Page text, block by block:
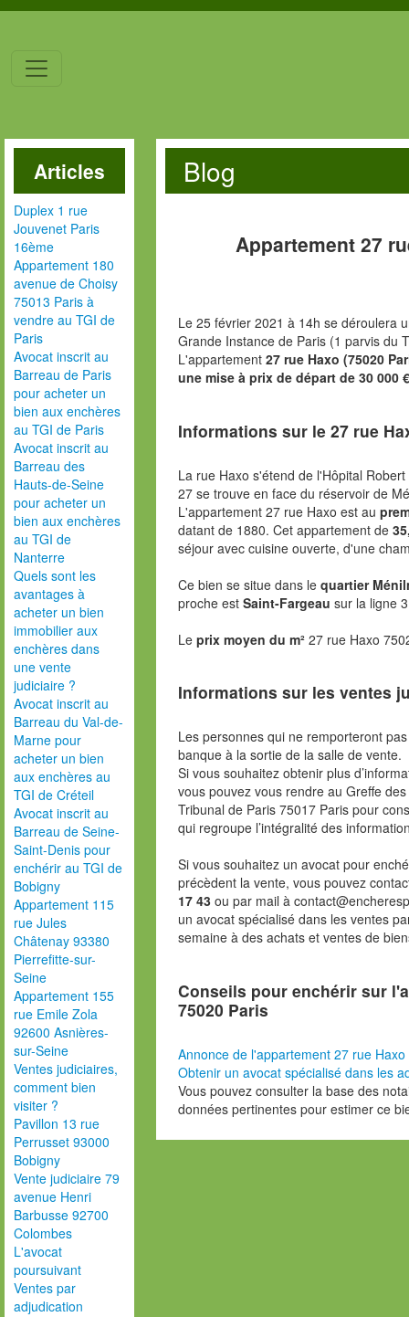
Articles
Duplex 1 rue
Jouvenet Paris
16ème
Appartement 180
avenue de Choisy
75013 Paris à
vendre au TGI de
Paris
Avocat inscrit au
Barreau de Paris
pour acheter un
bien aux enchères
au TGI de Paris
Avocat inscrit au
Barreau des
Hauts-de-Seine
pour acheter un
bien aux enchères
au TGI de
Nanterre
Quels sont les
avantages à
acheter un bien
immobilier aux
enchères dans
une vente
judiciaire ?
Avocat inscrit au
Barreau du Val-de-
Marne pour
acheter un bien
aux enchères au
TGI de Créteil
Avocat inscrit au
Barreau de Seine-
Saint-Denis pour
enchérir au TGI de
Bobigny
Appartement 115
rue Jules
Châtenay 93380
Pierrefitte-sur-
Seine
Appartement 155
rue Emile Zola
92600 Asnières-
sur-Seine
Ventes judiciaires,
comment bien
visiter ?
Pavillon 13 rue
Perrusset 93000
Bobigny
Vente judiciaire 79
avenue Henri
Barbusse 92700
Colombes
L'avocat
poursuivant
Ventes par
adjudication
Blog
Appartement 27
Le 25 février 2021 à 14h se déroulera
Grande Instance de Paris (1 parvis du
L'appartement 27 rue Haxo (75020
une mise à prix de départ de 30 000 €
Informations sur le 27 rue
La rue Haxo s'étend de l'Hôpital
27 se trouve en face du réservoir de
L'appartement 27 rue Haxo est au
datant de 1880. Cet appartement de
séjour avec cuisine ouverte, d'une
Ce bien se situe dans le quartier
proche est Saint-Fargeau sur la ligne
Le prix moyen du m² 27 rue Haxo
Informations sur les ventes
Les personnes qui ne remporteront
banque à la sortie de la salle de vente.
Si vous souhaitez obtenir plus
vous pouvez vous rendre au Greffe
Tribunal de Paris 75017 Paris pour
qui regroupe l’intégralité des
Si vous souhaitez un avocat pour
précèdent la vente, vous pouvez
17 43 ou par mail à
un avocat spécialisé dans les ventes
semaine à des achats et ventes de
Conseils pour enchérir sur
75020 Paris
Annonce de l'appartement 27 rue
Obtenir un avocat spécialisé dans les
Vous pouvez consulter la base des
données pertinentes pour estimer ce